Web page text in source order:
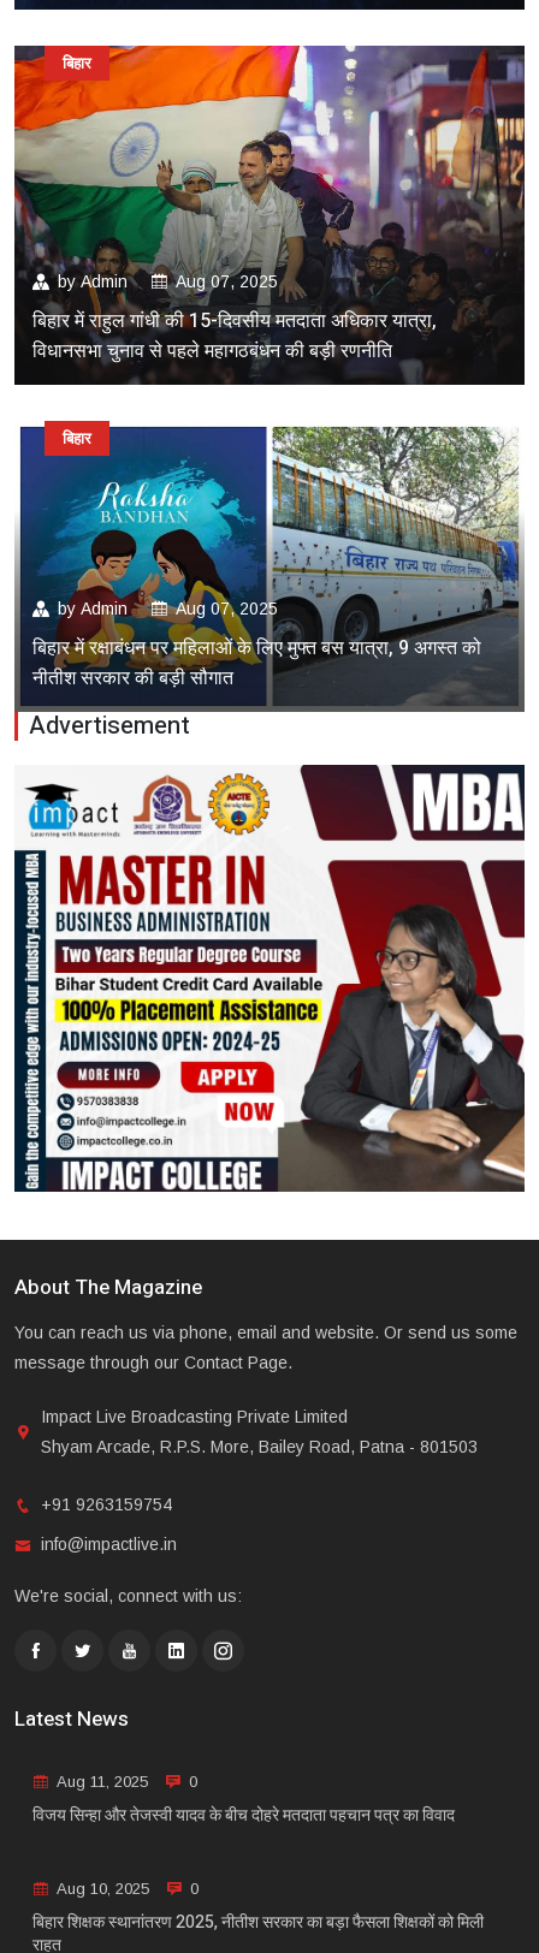
byAdmin Aug 07, 2025
बिहार में राहुल गांधी की 15-दिवसीय मतदाता अधिकार यात्रा,
विधानसभा चुनाव से पहले महागठबंधन की बड़ी रणनीति
बिहार
by Admin Aug 07, 2025
बिहार में रक्षाबंधन पर महिलाओं के लिए मुफ्त बस यात्रा, 9 अगस्त को
नीतीश सरकार की बड़ी सौगात
बिहार
Advertisement
About The Magazine
You can reach us via phone, email and website. Or send us some
message through our Contact Page.
Impact Live Broadcasting Private Limited
Shyam Arcade, R.P.S. More, Bailey Road, Patna - 801503
+91 9263159754
info@impactlive.in
We're social, connect with us:
Latest News
Aug 11, 2025 0
विजय सिन्हा और तेजस्वी यादव के बीच दोहरे मतदाता पहचान पत्र का विवाद
Aug 10, 2025 0
बिहार शिक्षक स्थानांतरण 2025, नीतीश सरकार का बड़ा फैसला शिक्षकों को मिली
राहत